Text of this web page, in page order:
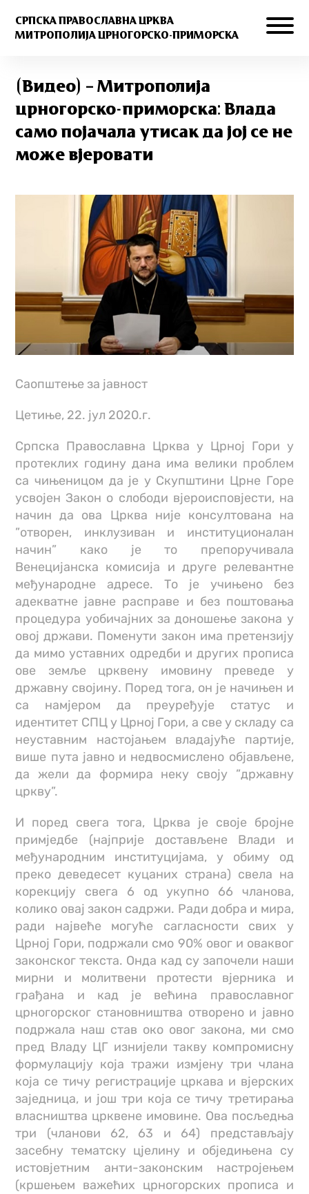
СРПСКА ПРАВОСЛАВНА ЦРКВА
МИТРОПОЛИЈА ЦРНОГОРСКО-ПРИМОРСКА
(Видео) – Митрополија
црногорско-приморска: Влада
само појачала утисак да јој се не
може вјеровати
Саопштење за јавност
Цетиње, 22. јул 2020.г.
Српска Православна Црква у Црној Гори у
протеклих годину дана има велики проблем
са чињеницом да је у Скупштини Црне Горе
усвојен Закон о слободи вјероисповјести, на
начин да ова Црква није консултована на
”отворен, инклузиван и институционалан
начин” како је то препоручивала
Венецијанска комисија и друге релевантне
међународне адресе. То је учињено без
адекватне јавне расправе и без поштовања
процедура уобичајних за доношење закона у
овој држави. Поменути закон има претензију
да мимо уставних одредби и других прописа
ове земље црквену имовину преведе у
државну својину. Поред тога, он је начињен и
са намјером да преуређује статус и
идентитет СПЦ у Црној Гори, а све у складу са
неуставним настојањем владајуће партије,
више пута јавно и недвосмислено објављене,
да жели да формира неку своју ”државну
цркву”.
И поред свега тога, Црква је своје бројне
примједбе (најприје достављене Влади и
међународним институцијама, у обиму од
преко деведесет куцаних страна) свела на
корекцију свега 6 од укупно 66 чланова,
колико овај закон садржи. Ради добра и мира,
ради највеће могуће сагласности свих у
Црној Гори, подржали смо 90% овог и оваквог
законског текста. Онда кад су започели наши
мирни и молитвени протести вјерника и
грађана и кад је већина православног
црногорског становништва отворено и јавно
подржала наш став око овог закона, ми смо
пред Владу ЦГ изнијели такву компромисну
формулацију која тражи измјену три члана
која се тичу регистрације цркава и вјерских
заједница, и још три која се тичу третирања
власништва црквене имовине. Ова посљедња
три (чланови 62, 63 и 64) представљају
засебну тематску цјелину и обједињена су
истовјетним анти-законским настројењем
(кршењем важећих црногорских прописа и